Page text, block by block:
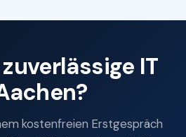
IT
kostenfreien Erstgespräch